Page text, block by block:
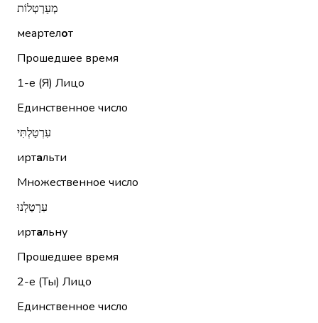
מְעַרְטְלוֹת
меартелот
Прошедшее время
1-е (Я) Лицо
Единственное число
עִרְטַלְתִּי
иртальти
Множественное число
עִרְטַלְנוּ
иртальну
Прошедшее время
2-е (Ты) Лицо
Единственное число